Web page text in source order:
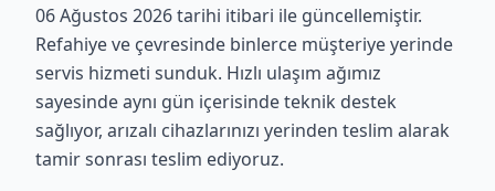
06 Ağustos 2026 tarihi itibari ile güncellemiştir.
Refahiye ve çevresinde binlerce müşteriye yerinde
servis hizmeti sunduk. Hızlı ulaşım ağımız
sayesinde aynı gün içerisinde teknik destek
sağlıyor, arızalı cihazlarınızı yerinden teslim alarak
tamir sonrası teslim ediyoruz.